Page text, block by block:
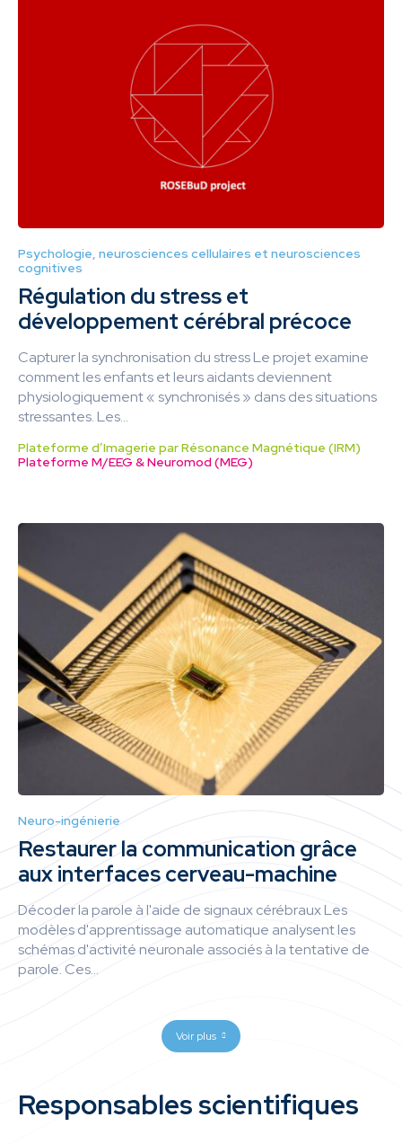
Psychologie, neurosciences cellulaires et neurosciences
cognitives
Régulation du stress et
développement cérébral précoce
Capturer la synchronisation du stress Le projet examine
comment les enfants et leurs aidants deviennent
physiologiquement « synchronisés » dans des situations
stressantes. Les...
Plateforme d’Imagerie par Résonance Magnétique (IRM)
Plateforme M/EEG & Neuromod (MEG)
Neuro-ingénierie
Restaurer la communication grâce
aux interfaces cerveau-machine
Décoder la parole à l'aide de signaux cérébraux Les
modèles d'apprentissage automatique analysent les
schémas d'activité neuronale associés à la tentative de
parole. Ces...
Voir plus
Responsables scientifiques